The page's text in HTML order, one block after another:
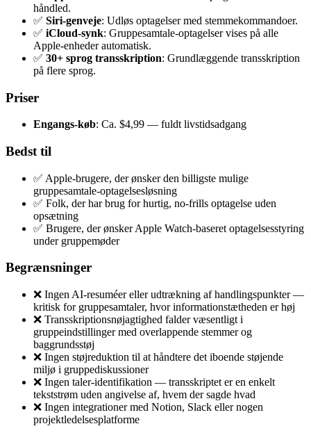
håndled.
✅ Siri-genveje: Udløs optagelser med stemmekommandoer.
✅ iCloud-synk: Gruppesamtale-optagelser vises på alle
Apple-enheder automatisk.
✅ 30+ sprog transskription: Grundlæggende transskription
på flere sprog.
Priser
Engangs-køb: Ca. $4,99 — fuldt livstidsadgang
Bedst til
✅ Apple-brugere, der ønsker den billigste mulige
gruppesamtale-optagelsesløsning
✅ Folk, der har brug for hurtig, no-frills optagelse uden
opsætning
✅ Brugere, der ønsker Apple Watch-baseret optagelsesstyring
under gruppemøder
Begrænsninger
❌ Ingen AI-resuméer eller udtrækning af handlingspunkter —
kritisk for gruppesamtaler, hvor informationstætheden er høj
❌ Transskriptionsnøjagtighed falder væsentligt i
gruppeindstillinger med overlappende stemmer og
baggrundsstøj
❌ Ingen støjreduktion til at håndtere det iboende støjende
miljø i gruppediskussioner
❌ Ingen taler-identifikation — transskriptet er en enkelt
tekststrøm uden angivelse af, hvem der sagde hvad
❌ Ingen integrationer med Notion, Slack eller nogen
projektledelsesplatforme